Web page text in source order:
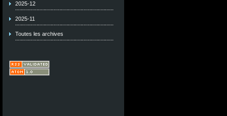
2025-12
2025-11
Toutes les archives